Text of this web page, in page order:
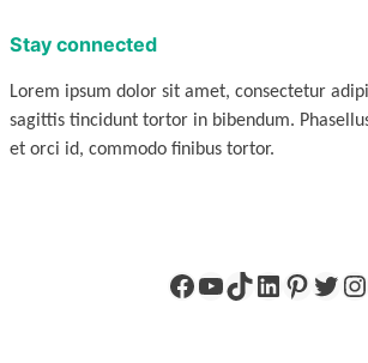
Stay connected
Lorem ipsum dolor sit amet, consectetur
sagittis tincidunt tortor in bibendum.
et orci id, commodo finibus tortor.
Facebook
YouTube
TikTok
LinkedIn
X